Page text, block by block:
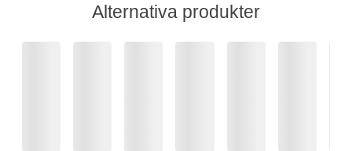
Alternativa produkter